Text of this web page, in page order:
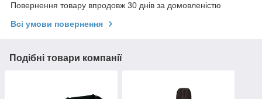
Повернення товару впродовж 30 днів за домовленістю
Всі умови повернення
Подібні товари компанії